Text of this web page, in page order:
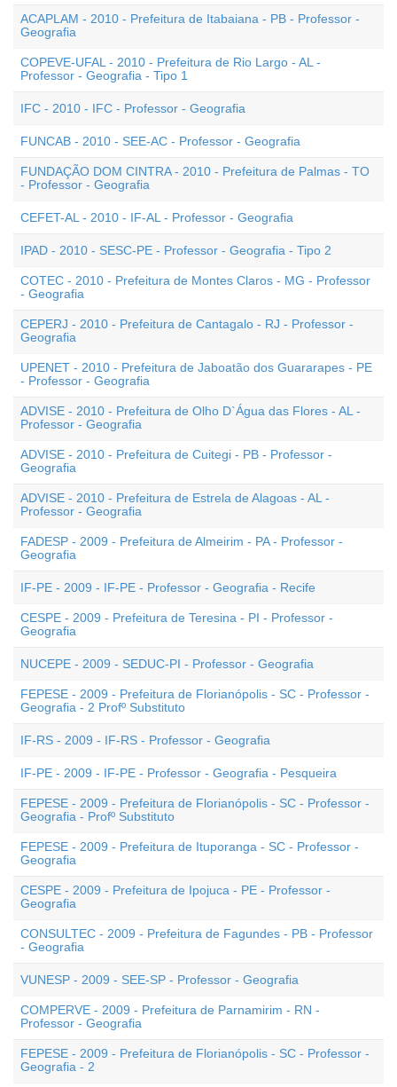
ACAPLAM - 2010 - Prefeitura de Itabaiana - PB - Professor -
Geografia
COPEVE-UFAL - 2010 - Prefeitura de Rio Largo - AL -
Professor - Geografia - Tipo 1
IFC - 2010 - IFC - Professor - Geografia
FUNCAB - 2010 - SEE-AC - Professor - Geografia
FUNDAÇÃO DOM CINTRA - 2010 - Prefeitura de Palmas - TO
- Professor - Geografia
CEFET-AL - 2010 - IF-AL - Professor - Geografia
IPAD - 2010 - SESC-PE - Professor - Geografia - Tipo 2
COTEC - 2010 - Prefeitura de Montes Claros - MG - Professor
- Geografia
CEPERJ - 2010 - Prefeitura de Cantagalo - RJ - Professor -
Geografia
UPENET - 2010 - Prefeitura de Jaboatão dos Guararapes - PE
- Professor - Geografia
ADVISE - 2010 - Prefeitura de Olho D`Água das Flores - AL -
Professor - Geografia
ADVISE - 2010 - Prefeitura de Cuitegi - PB - Professor -
Geografia
ADVISE - 2010 - Prefeitura de Estrela de Alagoas - AL -
Professor - Geografia
FADESP - 2009 - Prefeitura de Almeirim - PA - Professor -
Geografia
IF-PE - 2009 - IF-PE - Professor - Geografia - Recife
CESPE - 2009 - Prefeitura de Teresina - PI - Professor -
Geografia
NUCEPE - 2009 - SEDUC-PI - Professor - Geografia
FEPESE - 2009 - Prefeitura de Florianópolis - SC - Professor -
Geografia - 2 Profº Substituto
IF-RS - 2009 - IF-RS - Professor - Geografia
IF-PE - 2009 - IF-PE - Professor - Geografia - Pesqueira
FEPESE - 2009 - Prefeitura de Florianópolis - SC - Professor -
Geografia - Profº Substituto
FEPESE - 2009 - Prefeitura de Ituporanga - SC - Professor -
Geografia
CESPE - 2009 - Prefeitura de Ipojuca - PE - Professor -
Geografia
CONSULTEC - 2009 - Prefeitura de Fagundes - PB - Professor
- Geografia
VUNESP - 2009 - SEE-SP - Professor - Geografia
COMPERVE - 2009 - Prefeitura de Parnamirim - RN -
Professor - Geografia
FEPESE - 2009 - Prefeitura de Florianópolis - SC - Professor -
Geografia - 2